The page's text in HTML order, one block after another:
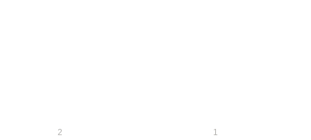
2 1